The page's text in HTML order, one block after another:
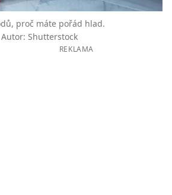
proč máte pořád hlad.
Autor: Shutterstock
REKLAMA